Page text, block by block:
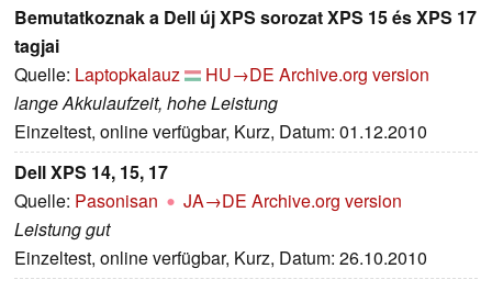
Bemutatkoznak a Dell új XPS sorozat XPS 15 és XPS 17
tagjai
Quelle: Laptopkalauz HU→DE Archive.org version
lange Akkulaufzeit, hohe Leistung
Einzeltest, online verfügbar, Kurz, Datum: 01.12.2010
Dell XPS 14, 15, 17
Quelle: Pasonisan JA→DE Archive.org version
Leistung gut
Einzeltest, online verfügbar, Kurz, Datum: 26.10.2010